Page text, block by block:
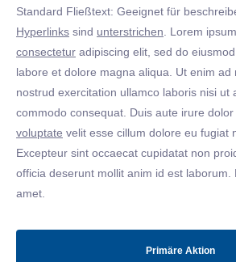
Standard Fließtext: Geeignet für
Hyperlinks sind unterstrichen . Lorem
consectetur adipiscing elit, sed do
labore et dolore magna aliqua. Ut enim ad
nostrud exercitation ullamco laboris nisi ut
commodo consequat. Duis aute irure
voluptate velit esse cillum dolore eu fugiat
Excepteur sint occaecat cupidatat non
officia deserunt mollit anim id est laborum.
amet.
Primäre Aktion